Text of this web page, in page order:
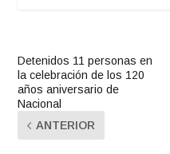
Detenidos 11 personas en
la celebración de los 120
años aniversario de
Nacional
ANTERIOR